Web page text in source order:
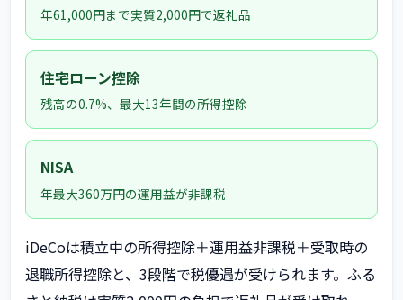
年61,000円まで実質2,000円で返礼品
住宅ローン控除
残高の0.7%、最大13年間の所得控除
NISA
年最大360万円の運用益が非課税
iDeCoは積立中の所得控除＋運用益非課税＋受取時の
退職所得控除と、3段階で税優遇が受けられます。ふる